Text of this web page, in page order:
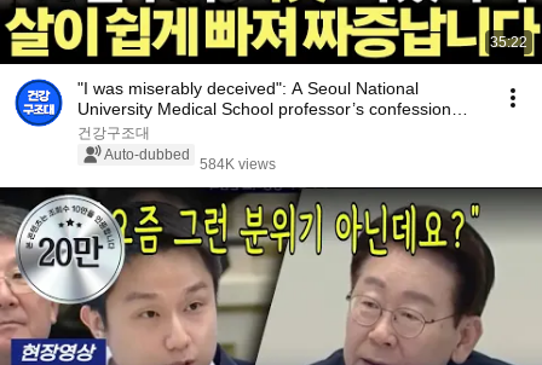
35:22
"I was miserably deceived": A Seoul National
University Medical School professor’s confession
aft...
건강구조대
Auto-dubbed
584K views